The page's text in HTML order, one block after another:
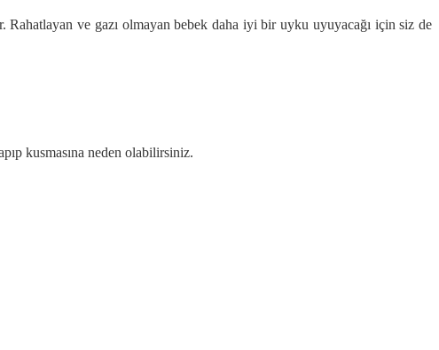
Rahatlayan ve gazı olmayan bebek daha iyi bir uyku uyuyacağı için siz de
kusmasına neden olabilirsiniz.